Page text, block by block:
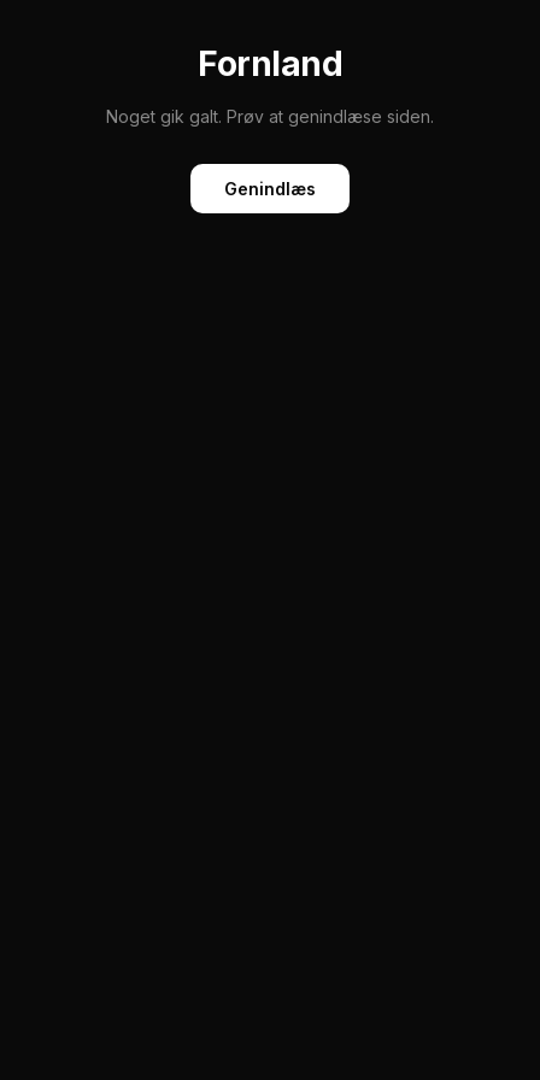
Fornland
Noget gik galt. Prøv at genindlæse siden.
Genindlæs